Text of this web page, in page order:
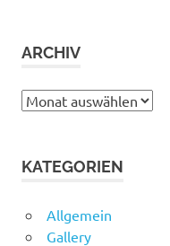
ARCHIV
Archiv
KATEGORIEN
Allgemein
Gallery